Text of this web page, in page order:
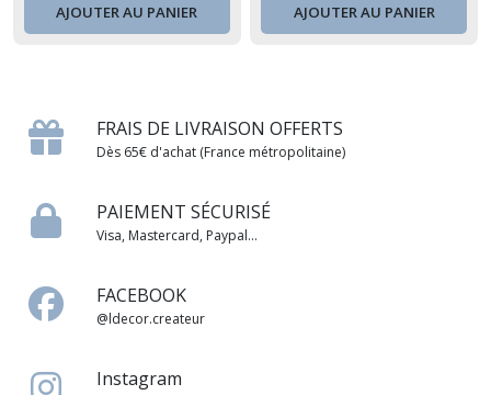
AJOUTER AU PANIER AJOUTER AU PANIER
FRAIS DE LIVRAISON OFFERTS
Dès 65€ d'achat (France métropolitaine)
PAIEMENT SÉCURISÉ
Visa, Mastercard, Paypal...
FACEBOOK
@ldecor.createur
Instagram